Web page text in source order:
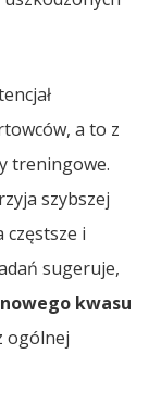
a to z
treningowe.
szybszej
częstsze i
sugeruje,
kwasu
ogólnej